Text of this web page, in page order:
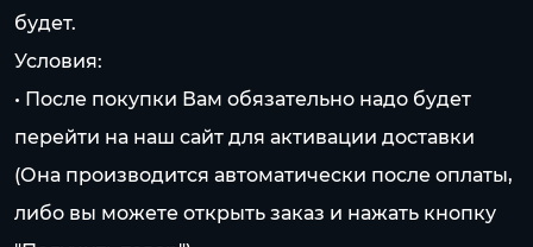
будет.
Условия:
• После покупки Вам обязательно надо будет
перейти на наш сайт для активации доставки
(Она производится автоматически после оплаты,
либо вы можете открыть заказ и нажать кнопку